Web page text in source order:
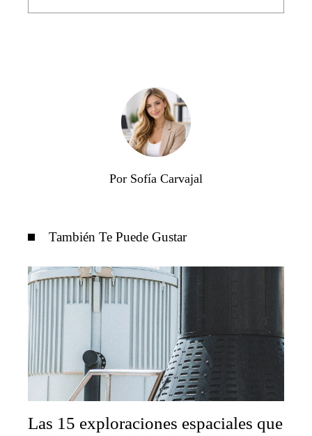
Por Sofía Carvajal
También Te Puede Gustar
Las 15 exploraciones espaciales que